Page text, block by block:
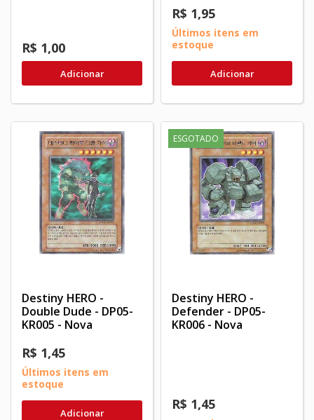
R$ 1,00
Adicionar
R$ 1,95
Últimos itens em
estoque
Adicionar
Destiny HERO -
Double Dude - DP05-
KR005 - Nova
R$ 1,45
Últimos itens em
estoque
Adicionar
ESGOTADO
Destiny HERO -
Defender - DP05-
KR006 - Nova
R$ 1,45